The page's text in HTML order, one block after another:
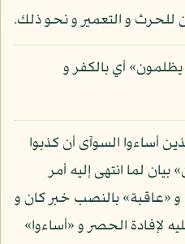
للحرث و التعمير و نحو ذلك.
أي بالكفر و
أساءوا السوآى أن كذبوا
بيان لما انتهى إليه أمر
و «عاقبة» بالنصب خبر كان و
لإفادة الحصر و «أساءوا»